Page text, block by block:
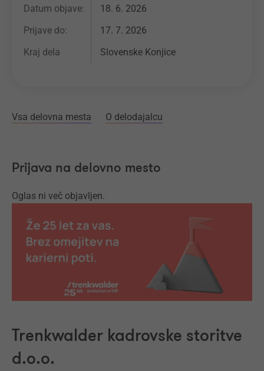
Datum objave:
18. 6. 2026
Prijave do:
17. 7. 2026
Kraj dela
Slovenske Konjice
Vsa delovna mesta O delodajalcu
Prijava na delovno mesto
Oglas ni več objavljen.
Trenkwalder kadrovske storitve
d.o.o.